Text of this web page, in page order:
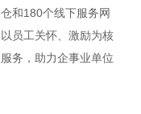
和180个线下服务网
员工关怀、激励为核
务，助力企事业单位